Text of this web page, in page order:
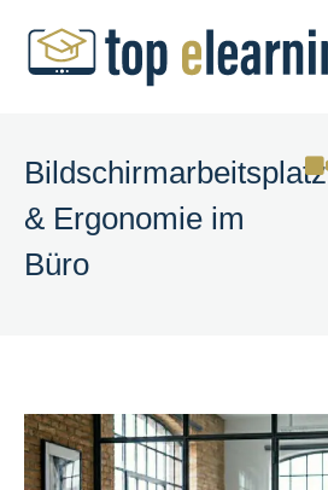
Bildschirmarbeitsplatz
& Ergonomie im
Büro